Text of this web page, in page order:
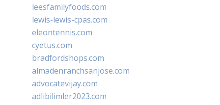
leesfamilyfoods.com
lewis-lewis-cpas.com
eleontennis.com
cyetus.com
bradfordshops.com
almadenranchsanjose.com
advocatevijay.com
adlibilimler2023.com